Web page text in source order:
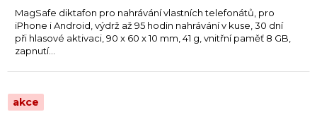
MagSafe diktafon pro nahrávání vlastních telefonátů, pro
iPhone i Android, výdrž až 95 hodin nahrávání v kuse, 30 dní
při hlasové aktivaci, 90 x 60 x 10 mm, 41 g, vnitřní paměť 8 GB,
zapnutí...
akce